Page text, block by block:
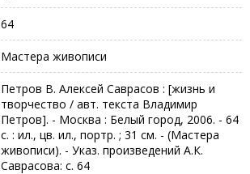
64
Мастера живописи
Петров В. Алексей Саврасов : [жизнь и
творчество / авт. текста Владимир
Петров]. - Москва : Белый город, 2006. - 64
с. : ил., цв. ил., портр. ; 31 см. - (Мастера
живописи). - Указ. произведений А.К.
Саврасова: с. 64